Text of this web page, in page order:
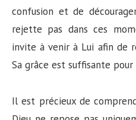
confusion et de
rejette pas dans ces
invite à venir à Lui afin de
Sa grâce est suffisante pour
Il est précieux de